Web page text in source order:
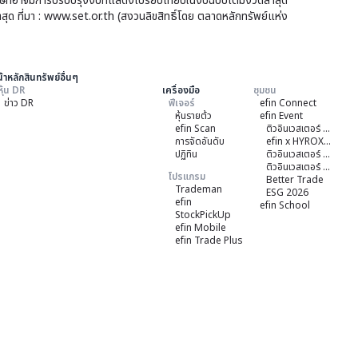
สุด ที่มา : www.set.or.th (สงวนลิขสิทธิ์โดย ตลาดหลักทรัพย์แห่ง
าหลักสินทรัพย์อื่นๆ
น DR
ข่าว DR
เครื่องมือ
ฟีเจอร์
หุ้นรายต้ว
efin Scan
การจัดอันดับ
ปฏิทิน
โปรแกรม
Trademan
efin
StockPickUp
efin Mobile
efin Trade Plus
ชุมชน
efin Connect
efin Event
ติวอินเวสเตอร์ ON TOUR "หาดใหญ่" 2026
efin x HYROX Training Class
ติวอินเวสเตอร์ ON TOUR "ชลบุรี" 2026
ติวอินเวสเตอร์ ON TOUR “เชียงใหม่” 2026
Better Trade
ESG 2026
efin School